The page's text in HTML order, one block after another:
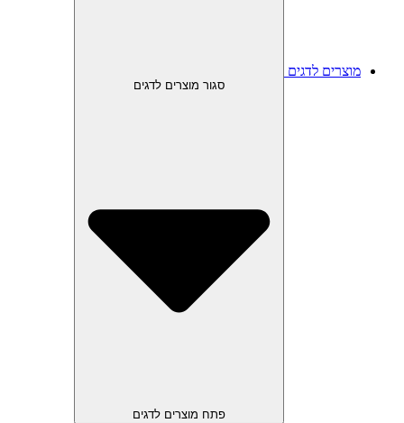
מוצרים לדגים
סגור מוצרים לדגים
פתח מוצרים לדגים